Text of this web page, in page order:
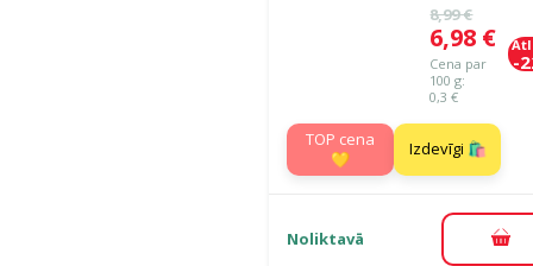
Oriģinālā
8,99 €
Cena
6,98 €
Cena par
100 g:
0,3 €
-
TOP cena
💛
Izdevīgi 🛍️
Noliktavā